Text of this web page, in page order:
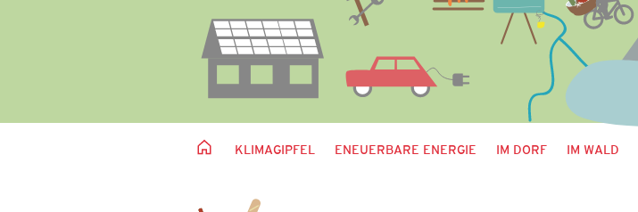
KLIMAGIPFEL ENEUERBARE ENERGIE IM DORF IM WALD